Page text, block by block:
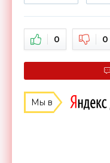
0 0
Мы в